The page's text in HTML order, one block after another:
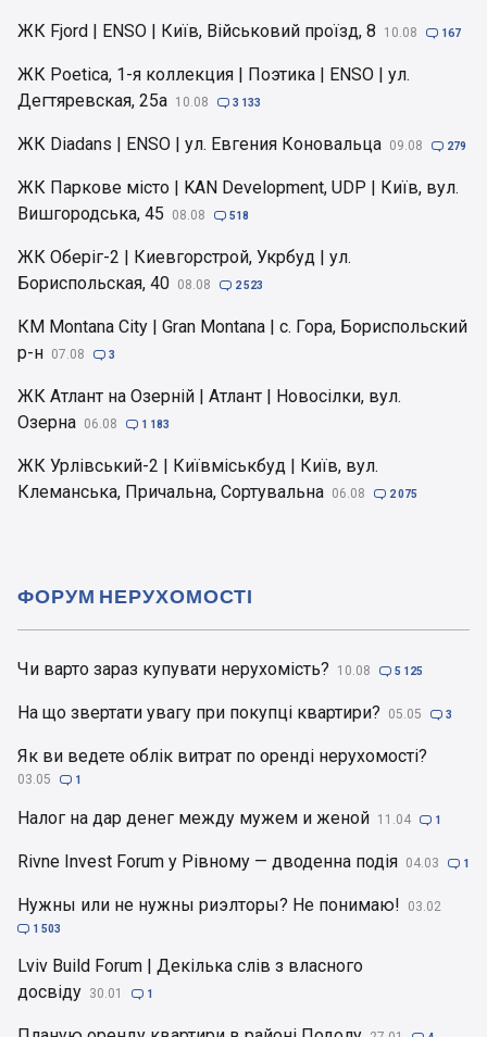
ЖК Fjord | ENSO | Київ, Військовий проїзд, 8 10.08  167
ЖК Poetica, 1-я коллекция | Поэтика | ENSO | ул.
Дегтяревская, 25а 10.08  3 133
ЖК Diadans | ENSO | ул. Евгения Коновальца 09.08  279
ЖК Паркове місто | KAN Development, UDP | Київ, вул.
Вишгородська, 45
08.08  518
ЖК Оберіг-2 | Киевгорстрой, Укрбуд | ул.
Бориспольская, 40 08.08  2 523
КМ Montana City | Gran Montana | с. Гора, Бориспольский
р-н 07.08  3
ЖК Атлант на Озерній | Атлант | Новосілки, вул.
Озерна 06.08  1 183
ЖК Урлівський-2 | Київміськбуд | Київ, вул.
Клеманська, Причальна, Сортувальна 06.08  2 075
Чи варто зараз купувати нерухомість? 10.08  5 125
На що звертати увагу при покупці квартири? 05.05  3
Як ви ведете облік витрат по оренді нерухомості?
03.05  1
Налог на дар денег между мужем и женой 11.04  1
Rivne Invest Forum у Рівному — дводенна подія 04.03  1
Нужны или не нужны риэлторы? Не понимаю! 03.02
 1 503
Lviv Build Forum | Декілька слів з власного
досвіду 30.01  1
ФОРУМ НЕРУХОМОСТІ